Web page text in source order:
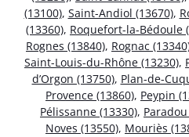
(13100), Saint-Andiol (13670),
(13360), Roquefort-la-Bédoule
Rognes (13840), Rognac
Saint-Louis-du-Rhône (13230),
d’Orgon (13750), Plan-de-
Provence (13860), Peypin
Pélissanne (13330),
Noves (13550), Mouriès